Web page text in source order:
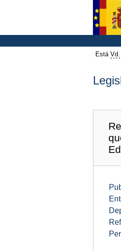
Está Vd.